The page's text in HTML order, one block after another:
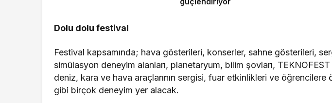
Dolu dolu festival
Festival kapsamında; hava gösterileri, konserler, sahne gösterileri,
simülasyon deneyim alanları, planetaryum, bilim şovları,
deniz, kara ve hava araçlarının sergisi, fuar etkinlikleri ve
gibi birçok deneyim yer alacak.